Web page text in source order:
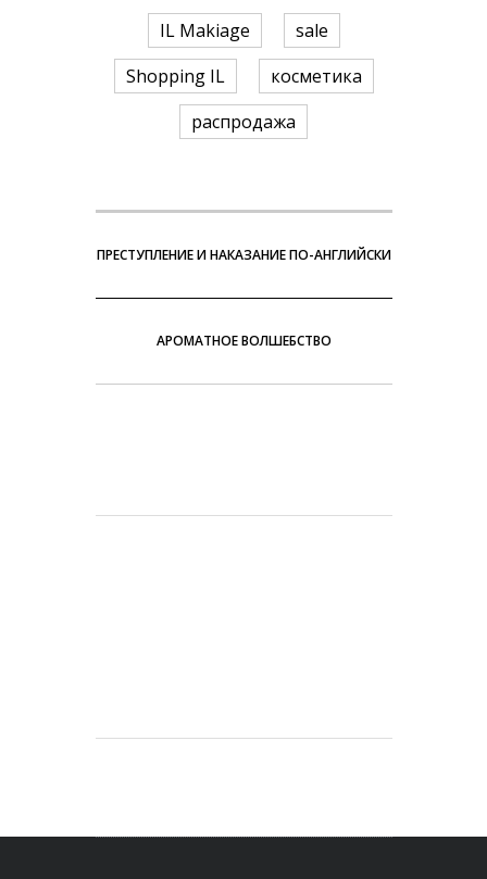
IL Makiage
sale
Shopping IL
косметика
распродажа
ПРЕСТУПЛЕНИЕ И НАКАЗАНИЕ ПО-АНГЛИЙСКИ
АРОМАТНОЕ ВОЛШЕБСТВО